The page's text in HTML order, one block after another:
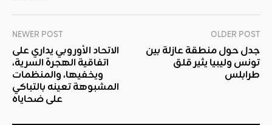
NEWER POST
الاتحاد الأوروبي يداري على
اتفاقية الهجرة السرية،
ويخفيها، والمنظمات
المشبوهة تعينه بالتباكي
على ضحاياه
OLDER POST
جدل حول منطقة عازلة بين
تونس وليبيا يثير قلق
طرابلس